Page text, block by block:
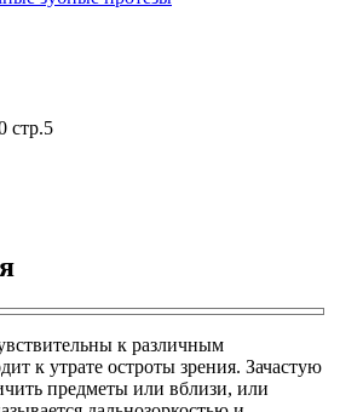
стр.5
к различным
к утрате остроты зрения. Зачастую
предметы или вблизи, или